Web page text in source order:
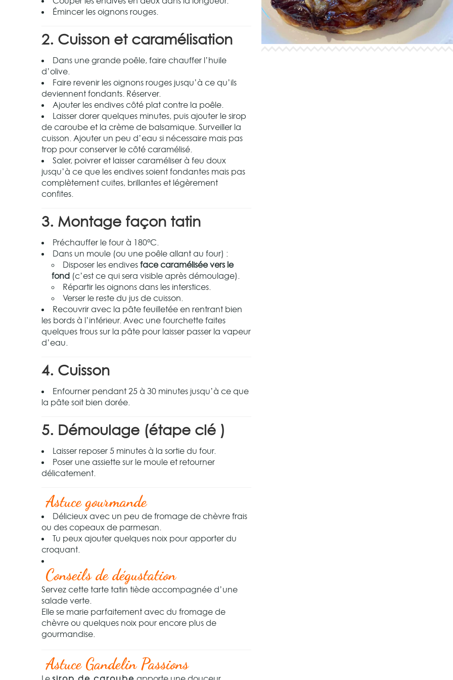
Émincer les oignons rouges.
2. Cuisson et caramélisation
Dans une grande poêle, faire chauffer l’huile
d’olive.
Faire revenir les oignons rouges jusqu’à ce qu’ils
deviennent fondants. Réserver.
Ajouter les endives côté plat contre la poêle.
Laisser dorer quelques minutes, puis ajouter le sirop
de caroube et la crème de balsamique. Surveiller la
cuisson. Ajouter un peu d’eau si nécessaire mais pas
trop pour conserver le côté caramélisé.
Saler, poivrer et laisser caraméliser à feu doux
jusqu’à ce que les endives soient fondantes mais pas
complètement cuites, brillantes et légèrement
confites.
3. Montage façon tatin
Préchauffer le four à 180°C.
Dans un moule (ou une poêle allant au four) :
Disposer les endives face caramélisée vers le
fond (c’est ce qui sera visible après démoulage).
Répartir les oignons dans les interstices.
Verser le reste du jus de cuisson.
Recouvrir avec la pâte feuilletée en rentrant bien
les bords à l’intérieur. Avec une fourchette faites
quelques trous sur la pâte pour laisser passer la vapeur
d’eau.
4. Cuisson
Enfourner pendant 25 à 30 minutes jusqu’à ce que
la pâte soit bien dorée.
5. Démoulage (étape clé )
Laisser reposer 5 minutes à la sortie du four.
Poser une assiette sur le moule et retourner
délicatement.
Astuce gourmande
Délicieux avec un peu de fromage de chèvre frais
ou des copeaux de parmesan.
Tu peux ajouter quelques noix pour apporter du
croquant.
Conseils de dégustation
Servez cette tarte tatin tiède accompagnée d’une
salade verte.
Elle se marie parfaitement avec du fromage de
chèvre ou quelques noix pour encore plus de
gourmandise.
Astuce Gandelin Passions